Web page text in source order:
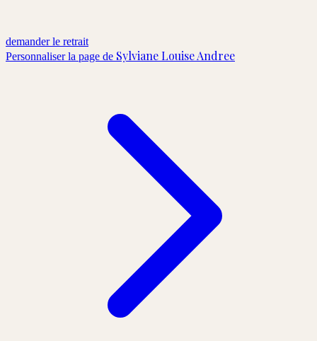
demander le retrait
Personnaliser la page de Sylviane Louise Andree